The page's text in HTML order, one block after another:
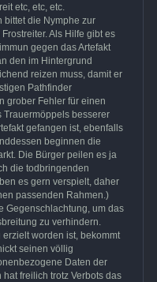
etc, etc, etc.
bittet die Nymphe zur
Als Hilfe gibt es
gegen das Artefakt
den im Hintergrund
reizen muss, damit er
Pathfinder
grober Fehler für einen
Trauermöppels besserer
gefangen ist, ebenfalls
beginnen die
Die Bürger peilen es ja
die todbringenden
es gern verspielt, daher
passenden Rahmen.)
Gegenschlachtung, um das
zu verhindern.
worden ist, bekommt
seinen völlig
Daten der
freilich trotz Verbots das